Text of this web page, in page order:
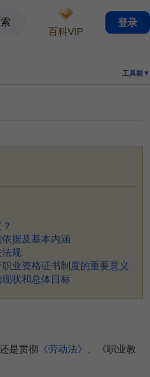
工具箱▼
据及基本内涵
法规
业资格证书制度的重要意义
状和总体目标
是贯彻 《劳动法》
、《职业教
百科VIP
登录